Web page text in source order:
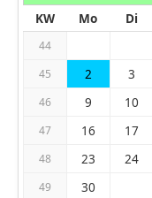
KW
Mo Di
44
45 2 3
46 9 10
47 16 17
48 23 24
49 30